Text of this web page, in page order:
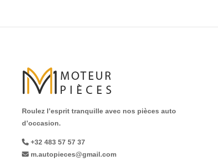
Roulez l’esprit tranquille avec nos pièces auto
d’occasion.
+32 483 57 57 37
m.autopieces@gmail.com